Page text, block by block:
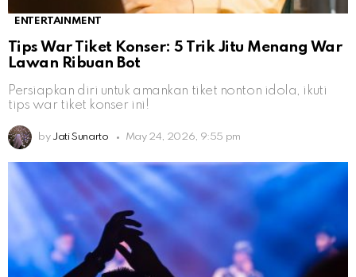
ENTERTAINMENT
Tips War Tiket Konser: 5 Trik Jitu Menang War
Lawan Ribuan Bot
Persiapkan diri untuk amankan tiket nonton idola, ikuti
tips war tiket konser ini!
by Jati Sunarto May 24, 2026, 9:55 pm